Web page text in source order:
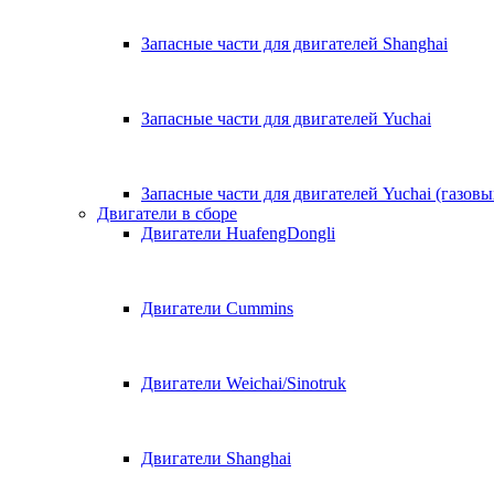
Запасные части для двигателей Shanghai
Запасные части для двигателей Yuchai
Запасные части для двигателей Yuchai
Двигатели в сборе
Двигатели HuafengDongli
Двигатели Cummins
Двигатели Weichai/Sinotruk
Двигатели Shanghai